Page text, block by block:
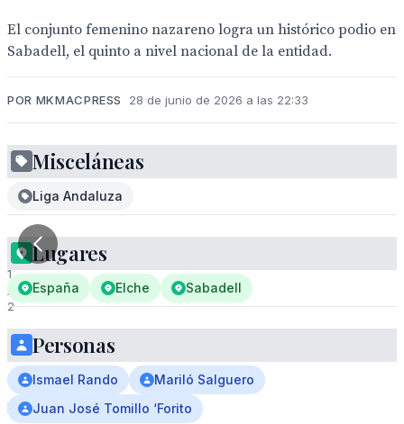
El conjunto femenino nazareno logra un histórico podio en
Sabadell, el quinto a nivel nacional de la entidad.
POR MKMACPRESS 28 de junio de 2026 a las 22:33
1
/
2
Nueva
cita
nacional
Misceláneas
Liga Andaluza
Lugares
España Elche Sabadell
Personas
Ismael Rando
Mariló Salguero
Juan José Tomillo ‘Forito